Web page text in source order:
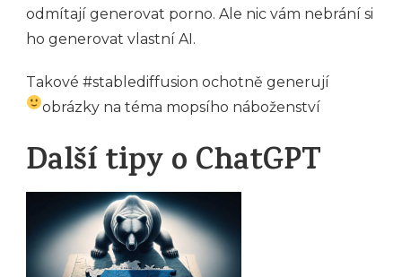
odmítají generovat porno. Ale nic vám nebrání si
ho generovat vlastní AI.
Takové #stablediffusion ochotně generují
obrázky na téma mopsího náboženství
Další tipy o ChatGPT